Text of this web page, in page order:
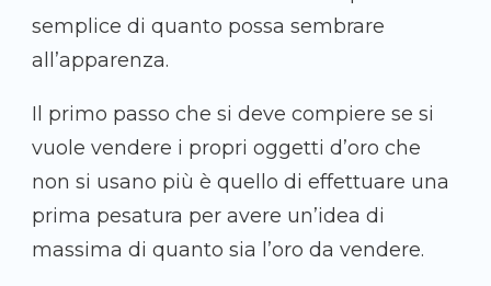
semplice di quanto possa sembrare
all’apparenza.
Il primo passo che si deve compiere se si
vuole vendere i propri oggetti d’oro che
non si usano più è quello di effettuare una
prima pesatura per avere un’idea di
massima di quanto sia l’oro da vendere.